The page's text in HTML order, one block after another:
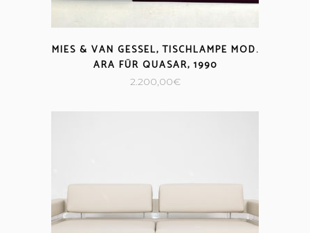
MIES & VAN GESSEL, TISCHLAMPE MOD.
ARA FÜR QUASAR, 1990
2.200,00€